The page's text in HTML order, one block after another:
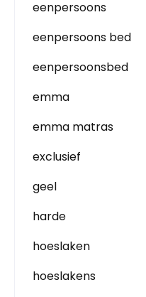
eenpersoons
eenpersoons bed
eenpersoonsbed
emma
emma matras
exclusief
geel
harde
hoeslaken
hoeslakens